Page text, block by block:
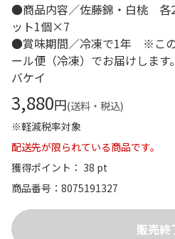
●商品内容／佐藤錦・白桃 各
ット1個×7
●賞味期間／冷凍で1年 ※この
ール便（冷凍）でお届けしま
バケイ
3,880円(送料・税込)
※軽減税率対象
配送先が限られている商品です。
獲得ポイント： 38 pt
商品番号
8075191327